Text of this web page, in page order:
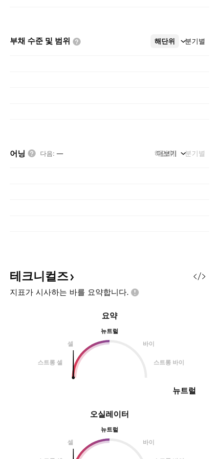
부채 수준 및 범위 해단위 분기별
더보기
어닝 다음: — 해단위 분기별
더보기
테크니컬즈
지표가 시사하는 바를 요약합니다.
오실레이터
뉴트럴
셀
바이
요약
뉴트럴
셀
바이
스트롱 셀 스트롱 바이
뉴트럴